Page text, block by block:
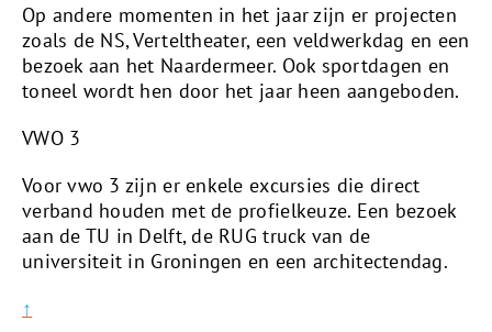
Op andere momenten in het jaar zijn er projecten
zoals de NS, Verteltheater, een veldwerkdag en een
bezoek aan het Naardermeer. Ook sportdagen en
toneel wordt hen door het jaar heen aangeboden.
VWO 3
Voor vwo 3 zijn er enkele excursies die direct
verband houden met de profielkeuze. Een bezoek
aan de TU in Delft, de RUG truck van de
universiteit in Groningen en een architectendag.
↑